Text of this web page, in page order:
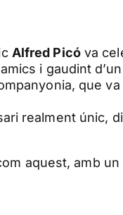
Alfred Picóva
i gaudint
que
realment únic,
aquest, amb